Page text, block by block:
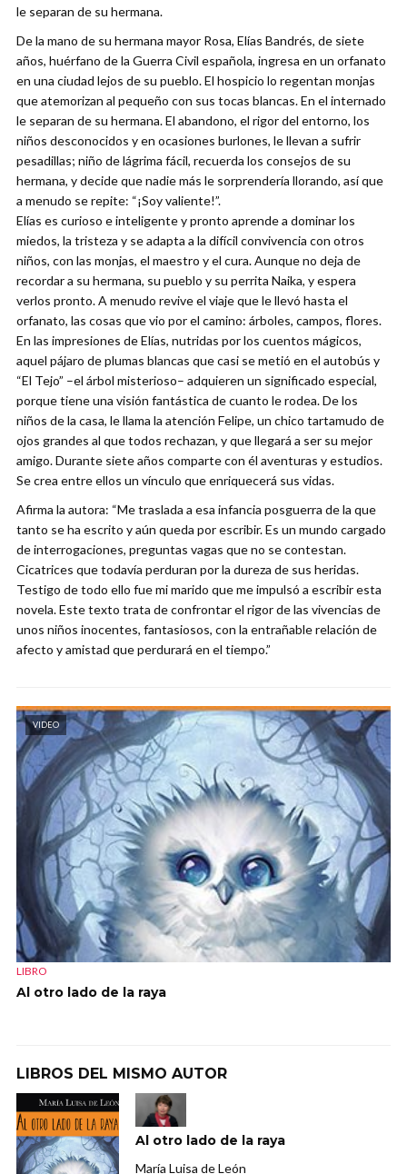
le separan de su hermana.
De la mano de su hermana mayor Rosa, Elías Bandrés, de siete
años, huérfano de la Guerra Civil española, ingresa en un orfanato
en una ciudad lejos de su pueblo. El hospicio lo regentan monjas
que atemorizan al pequeño con sus tocas blancas. En el internado
le separan de su hermana. El abandono, el rigor del entorno, los
niños desconocidos y en ocasiones burlones, le llevan a sufrir
pesadillas; niño de lágrima fácil, recuerda los consejos de su
hermana, y decide que nadie más le sorprendería llorando, así que
a menudo se repite: “¡Soy valiente!”.
Elías es curioso e inteligente y pronto aprende a dominar los
miedos, la tristeza y se adapta a la difícil convivencia con otros
niños, con las monjas, el maestro y el cura. Aunque no deja de
recordar a su hermana, su pueblo y su perrita Naika, y espera
verlos pronto. A menudo revive el viaje que le llevó hasta el
orfanato, las cosas que vio por el camino: árboles, campos, flores.
En las impresiones de Elías, nutridas por los cuentos mágicos,
aquel pájaro de plumas blancas que casi se metió en el autobús y
“El Tejo” –el árbol misterioso– adquieren un significado especial,
porque tiene una visión fantástica de cuanto le rodea. De los
niños de la casa, le llama la atención Felipe, un chico tartamudo de
ojos grandes al que todos rechazan, y que llegará a ser su mejor
amigo. Durante siete años comparte con él aventuras y estudios.
Se crea entre ellos un vínculo que enriquecerá sus vidas.
Afirma la autora: “Me traslada a esa infancia posguerra de la que
tanto se ha escrito y aún queda por escribir. Es un mundo cargado
de interrogaciones, preguntas vagas que no se contestan.
Cicatrices que todavía perduran por la dureza de sus heridas.
Testigo de todo ello fue mi marido que me impulsó a escribir esta
novela. Este texto trata de confrontar el rigor de las vivencias de
unos niños inocentes, fantasiosos, con la entrañable relación de
afecto y amistad que perdurará en el tiempo.”
VIDEO
LIBRO
Al otro lado de la raya
LIBROS DEL MISMO AUTOR
Al otro lado de la raya
María Luisa de León